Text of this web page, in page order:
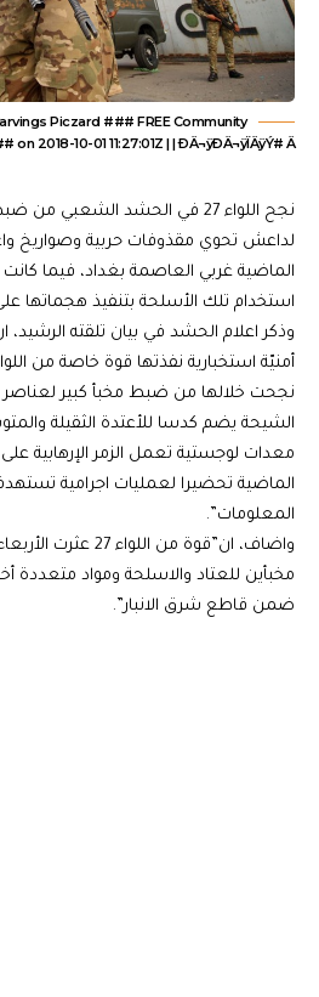
Piczard ### FREE Community
on 2018-10-01 11:27:01Z | | ÐÄ¬ÿÐÄ¬ÿÏÄ­ÿÝ# Ä
نجح اللواء 27 في الحشد الشعبي
الماضية غربي العاصمة بغداد، فيما كانت
استخدام تلك الأسلحة بتنفيذ هجماتها
وذكر اعلام الحشد في بيان تلقته
أمنيّة استخبارية نفذتها قوة خاصة من
نجحت خلالها من ضبط مخبأ كبير
الشيحة يضم كدسا للأعتدة الثقيلة
معدات لوجستية تعمل الزمر الإرهابية
الماضية تحضيرا لعمليات اجرامية
المعلومات”.
مخبأين للعتاد والاسلحة ومواد
ضمن قاطع شرق الانبار”.